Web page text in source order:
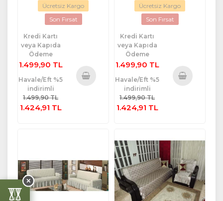
Ücretsiz Kargo
Son Fırsat
Kredi Kartı
veya Kapıda
Ödeme
1.499,90 TL
Havale/Eft %5
indirimli
1.499,90 TL
1.424,91 TL
Ücretsiz Kargo
Son Fırsat
Kredi Kartı
veya Kapıda
Ödeme
1.499,90 TL
Havale/Eft %5
indirimli
1.499,90 TL
1.424,91 TL
✕